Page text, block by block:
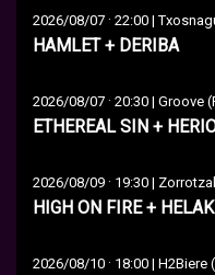
2026/08/07 · 22:00 |
HAMLET + DERIBA
2026/08/07 · 20:30 | Groove
ETHEREAL SIN +
2026/08/09 · 19:30 |
HIGH ON FIRE + HELAK
2026/08/10 · 18:00 | H2Biere